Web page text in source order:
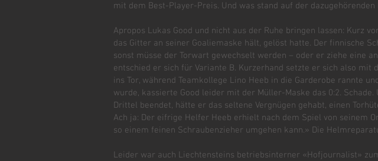
mit dem Best-Player-Preis. Und was stand auf der dazugehörenden
Apropos Lukas Good und nicht aus der Ruhe bringen lassen: Kurz
das Gitter an seiner Goaliemaske hält, gelöst hatte. Der finnische
sonst müsse der Torwart gewechselt werden – oder er ziehe eine
entschied er sich für Variante B. Kurzerhand setzte er sich also
ins Tor, während Teamkollege Lino Heeb in die Garderobe rannte
wurde, kassierte Good leider mit der Müller-Maske das 0:2.
Drittel beendet, hätte er das seltene Vergnügen gehabt, einen
Ach ja: Der eifrige Helfer Heeb erhielt nach dem Spiel von seinem
so einem feinen Schraubenzieher umgehen kann.» Die
Leider war auch Liechtensteins betriebsinterner «Hofjournalist»